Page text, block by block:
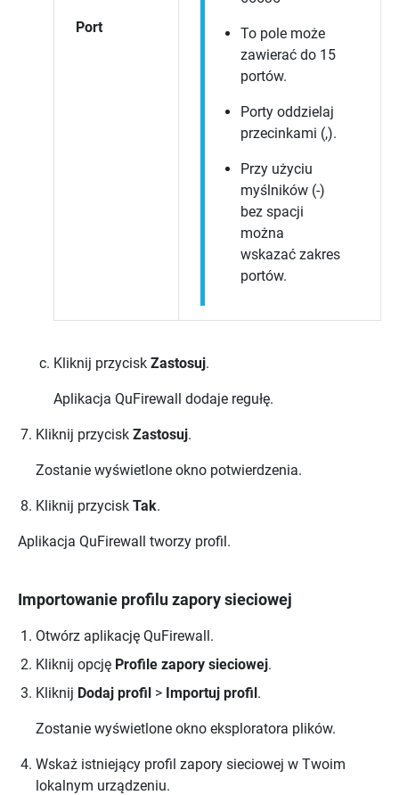
Port
To pole może
zawierać do 15
portów.
Porty oddzielaj
przecinkami (,).
Przy użyciu
myślników (-)
bez spacji
można
wskazać zakres
portów.
Kliknij przycisk Zastosuj.
Aplikacja QuFirewall dodaje regułę.
Kliknij przycisk Zastosuj.
Zostanie wyświetlone okno potwierdzenia.
Kliknij przycisk Tak.
Aplikacja QuFirewall tworzy profil.
Importowanie profilu zapory sieciowej
Otwórz aplikację QuFirewall.
Kliknij opcję Profile zapory sieciowej.
Kliknij Dodaj profil > Importuj profil.
Zostanie wyświetlone okno eksploratora plików.
Wskaż istniejący profil zapory sieciowej w Twoim
lokalnym urządzeniu.